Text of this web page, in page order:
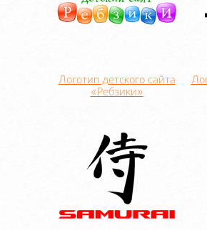
Логотип детского сайта
«Ребзики»